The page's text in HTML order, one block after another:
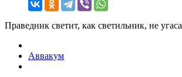
Праведник светит, как светильник, не
Аввакум